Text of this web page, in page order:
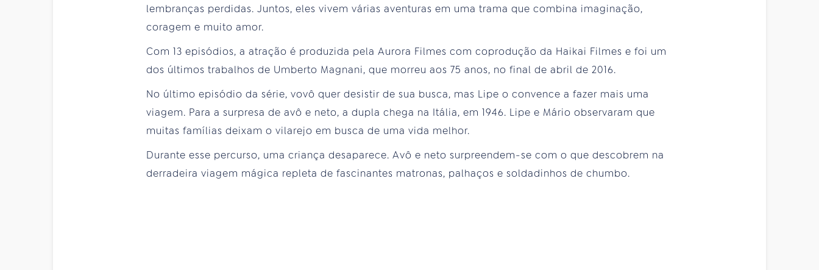
lembranças perdidas. Juntos, eles vivem várias aventuras em uma trama que combina imaginação,
coragem e muito amor.
Com 13 episódios, a atração é produzida pela Aurora Filmes com coprodução da Haikai Filmes e foi um
dos últimos trabalhos de Umberto Magnani, que morreu aos 75 anos, no final de abril de 2016.
No último episódio da série, vovô quer desistir de sua busca, mas Lipe o convence a fazer mais uma
viagem. Para a surpresa de avô e neto, a dupla chega na Itália, em 1946. Lipe e Mário observaram que
muitas famílias deixam o vilarejo em busca de uma vida melhor.
Durante esse percurso, uma criança desaparece. Avô e neto surpreendem-se com o que descobrem na
derradeira viagem mágica repleta de fascinantes matronas, palhaços e soldadinhos de chumbo.